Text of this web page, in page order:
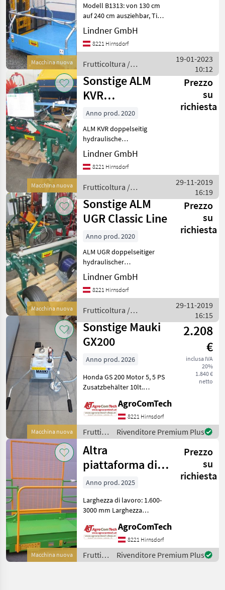
Macchina nuova
Modell B1313: von 130 cm
auf 240 cm ausziehbar, Tiefe
ca. 150 cm, je Seite 8-fach
verstellbar EUR 3.590, -- ///
Modell B1315: von 150 cm
Lindner GmbH
8221 Hirnsdorf
Frutticoltura /
Sonstige
19-01-2023
10:12
Macchina nuova
Sonstige ALM
KVR
Anbaurahmen
Prezzo
su
richiesta
Anno prod. 2020
ALM KVR doppelseitig
hydraulische
Breitenverstellung
stufenlos, für ALM
Rollhacke mit 2 bis 5
Fingerhacken von 50cm bis
1, 00m, mittelschwere
Ausfü
Lindner GmbH
8221 Hirnsdorf
Frutticoltura /
Sonstige
29-11-2019
16:19
Macchina nuova
Sonstige ALM
UGR Classic Line
Prezzo
su
richiesta
Anno prod. 2020
ALM UGR doppelseitiger
hydraulischer
Anbaurahmen Front und
Heckanbau hydraulische
Neigungsverstellung, hydr.
elektrohydrauischen
Proportiona
Lindner GmbH
8221 Hirnsdorf
Frutticoltura /
Sonstige
29-11-2019
16:15
Macchina nuova
Sonstige Mauki
GX200
2.208
€
inclusa IVA
20%
1.840 €
netto
Anno prod. 2026
Honda GS 200 Motor 5, 5 PS
Zusatzbehälter 10lt.
Masse 126/59/64
Frachtkosten nach PLZ
Frutticoltura Altre
macchine per frutticoltu
AgroComTech
8221 Hirnsdorf
Frutticoltura
/
Sonstige
Rivenditore Premium Plus
Macchina nuova
Altra
piattaforma di
lavoro PE 1500
Prezzo
su
richiesta
Anno prod. 2025
Larghezza di lavoro: 1.600-
3000 mm Larghezza
kg Scatole grandi con
supplemento Frutticoltura
Altre macchine per
frutticoltura
AgroComTech
8221 Hirnsdorf
Frutticoltura
/
Rivenditore Premium Plus